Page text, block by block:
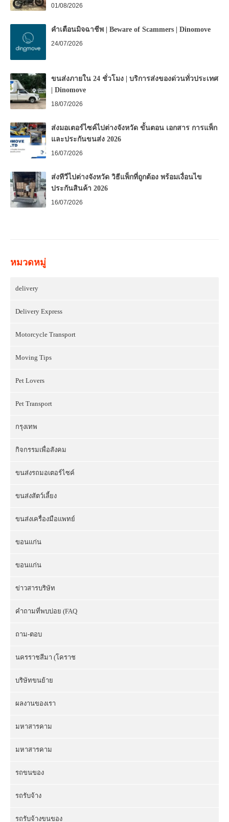
01/08/2026
คำเตือนมิจฉาชีพ | Beware of Scammers | Dinomove
24/07/2026
ขนส่งภายใน 24 ชั่วโมง | บริการส่งของด่วนทั่วประเทศ
| Dinomove
18/07/2026
ส่งมอเตอร์ไซค์ไปต่างจังหวัด ขั้นตอน เอกสาร การแพ็ก
และประกันขนส่ง 2026
16/07/2026
ส่งทีวีไปต่างจังหวัด วิธีแพ็กที่ถูกต้อง พร้อมเงื่อนไข
ประกันสินค้า 2026
16/07/2026
หมวดหมู่
delivery
Delivery Express
Motorcycle Transport
Moving Tips
Pet Lovers
Pet Transport
กรุงเทพ
กิจกรรมเพื่อสังคม
ขนส่งรถมอเตอร์ไซค์
ขนส่งสัตว์เลี้ยง
ขนส่งเครื่องมือแพทย์
ขอนแก่น
ขอนแก่น
ข่าวสารบริษัท
คำถามที่พบบ่อย (FAQ
ถาม-ตอบ
นครราชสีมา (โคราช
บริษัทขนย้าย
ผลงานของเรา
มหาสารคาม
มหาสารคาม
รถขนของ
รถรับจ้าง
รถรับจ้างขนของ